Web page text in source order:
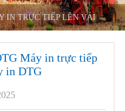
IN TRỰC TIẾP LÊN VẢI
Máy in trực tiếp
in DTG